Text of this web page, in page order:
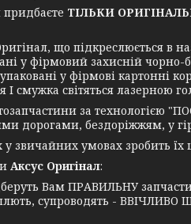
ТІЛЬКИ
що підкреслюється в
у фірмовий захисній чорно-
у фірмові картонні
І смужка світяться лазерною
за технологією
дорогами, бездоріжжям, у
умовах зробить їх
Аксус Оригінал:
Вам ПРАВИЛЬНУ
супроводять - ВВІЧЛИВО